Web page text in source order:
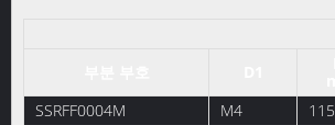
SSRFF0004M
M4 115